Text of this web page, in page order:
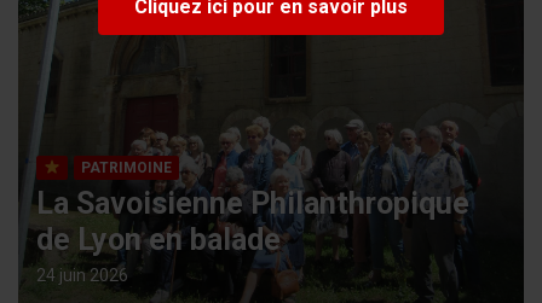
PATRIMOINE
La Savoisienne Philanthropique
de Lyon en balade
24 juin 2026
Cliquez ici pour en savoir plus